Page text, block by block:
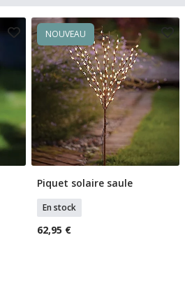
NOUVEAU
Ajouter Au Panier
Piquet solaire saule
En stock
62,95 €